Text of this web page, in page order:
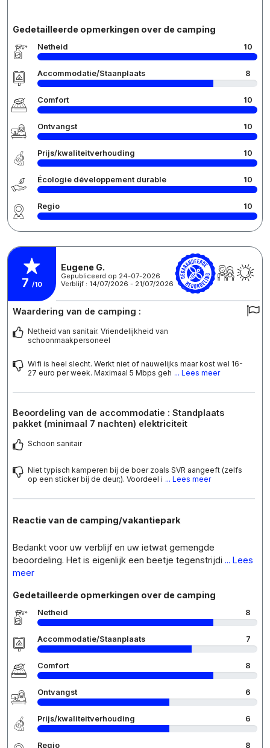
Gedetailleerde opmerkingen over de camping
Netheid 10
Accommodatie/Staanplaats 8
Comfort 10
Ontvangst 10
Prijs/kwaliteitverhouding 10
Écologie développement durable 10
Regio 10
7 /10
Eugene G.
Gepubliceerd op 24-07-2026
Verblijf : 14/07/2026 - 21/07/2026
Waardering van de camping :
Netheid van sanitair. Vriendelijkheid van
schoonmaakpersoneel
Wifi is heel slecht. Werkt niet of nauwelijks maar kost wel 16-
27 euro per week. Maximaal 5 Mbps geh ... Lees meer
Beoordeling van de accommodatie : Standplaats
pakket (minimaal 7 nachten) elektriciteit
Schoon sanitair
Niet typisch kamperen bij de boer zoals SVR aangeeft (zelfs
op een sticker bij de deur;). Voordeel i ... Lees meer
Reactie van de camping/vakantiepark
Bedankt voor uw verblijf en uw ietwat gemengde
beoordeling. Het is eigenlijk een beetje tegenstrijdi ... Lees
meer
Gedetailleerde opmerkingen over de camping
Netheid 8
Accommodatie/Staanplaats 7
Comfort 8
Ontvangst 6
Prijs/kwaliteitverhouding 6
Regio 8